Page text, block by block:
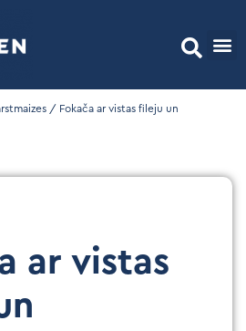
/ Fokača ar vistas fileju un
ar vistas